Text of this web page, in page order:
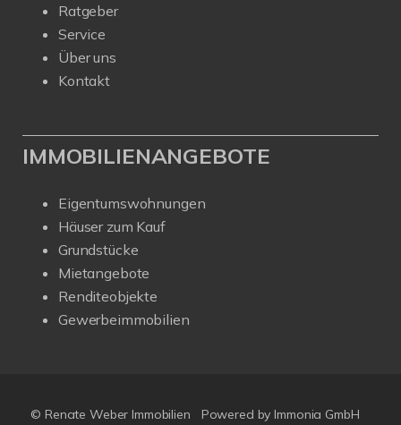
Ratgeber
Service
Über uns
Kontakt
IMMOBILIENANGEBOTE
Eigentumswohnungen
Häuser zum Kauf
Grundstücke
Mietangebote
Renditeobjekte
Gewerbeimmobilien
© Renate Weber Immobilien Powered by Immonia GmbH